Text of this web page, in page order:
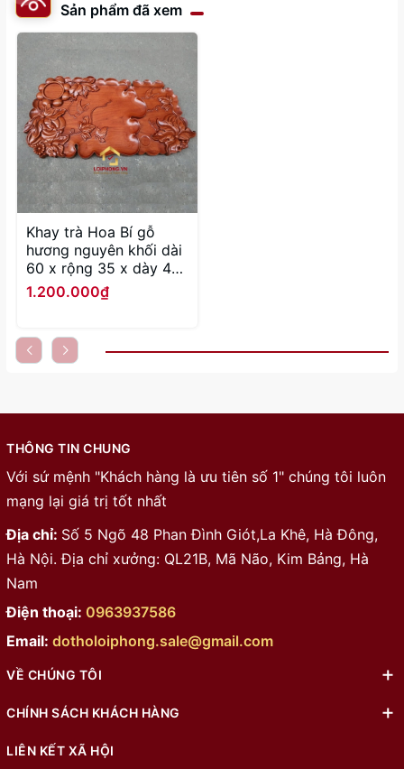
Sản phẩm đã xem
Khay trà Hoa Bí gỗ
hương nguyên khối dài
60 x rộng 35 x dày 4
cm
1.200.000₫
THÔNG TIN CHUNG
Với sứ mệnh "Khách hàng là ưu tiên số 1" chúng tôi luôn
mạng lại giá trị tốt nhất
Địa chỉ: Số 5 Ngõ 48 Phan Đình Giót,La Khê, Hà Đông,
Hà Nội. Địa chỉ xưởng: QL21B, Mã Não, Kim Bảng, Hà
Nam
Điện thoại: 0963937586
Email: dotholoiphong.sale@gmail.com
VỀ CHÚNG TÔI
CHÍNH SÁCH KHÁCH HÀNG
LIÊN KẾT XÃ HỘI